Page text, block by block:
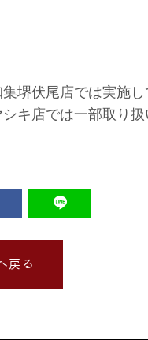
堺伏尾店では実施し
キ店では一部取り
戻る